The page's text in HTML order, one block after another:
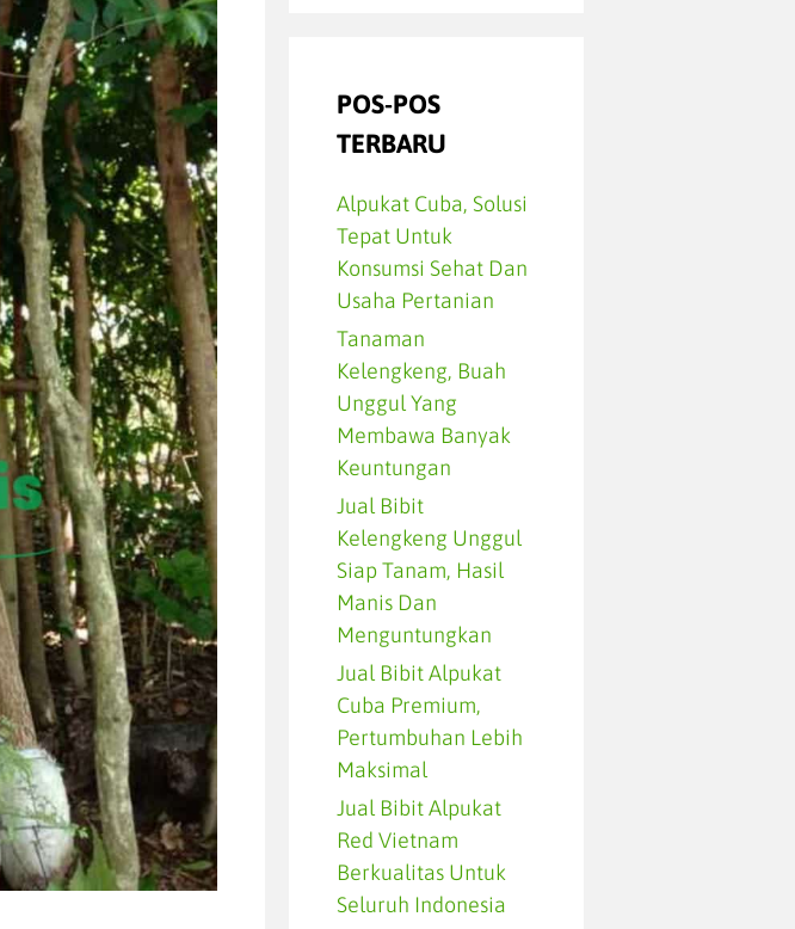
POS-POS
TERBARU
Alpukat Cuba, Solusi
Tepat Untuk
Konsumsi Sehat Dan
Usaha Pertanian
Tanaman
Kelengkeng, Buah
Unggul Yang
Membawa Banyak
Keuntungan
Jual Bibit
Kelengkeng Unggul
Siap Tanam, Hasil
Manis Dan
Menguntungkan
Jual Bibit Alpukat
Cuba Premium,
Pertumbuhan Lebih
Maksimal
Jual Bibit Alpukat
Red Vietnam
Berkualitas Untuk
Seluruh Indonesia